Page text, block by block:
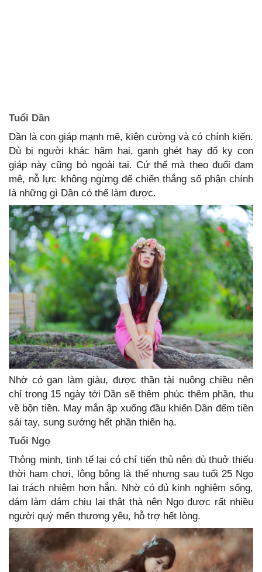
Tuổi Dần
Dần là con giáp mạnh mẽ, kiên cường và có chính kiến.
Dù bị người khác hãm hại, ganh ghét hay đố kỵ con
giáp này cũng bỏ ngoài tai. Cứ thế mà theo đuổi đam
mê, nỗ lực không ngừng để chiến thắng số phận chính
là những gì Dần có thể làm được.
Nhờ có gan làm giàu, được thần tài nuông chiều nên
chỉ trong 15 ngày tới Dần sẽ thêm phúc thêm phần, thu
về bộn tiền. May mắn ập xuống đầu khiến Dần đếm tiền
sái tay, sung sướng hết phần thiên hạ.
Tuổi Ngọ
Thông minh, tinh tế lại có chí tiến thủ nên dù thuở thiếu
thời ham chơi, lông bông là thế nhưng sau tuổi 25 Ngọ
lại trách nhiệm hơn hẳn. Nhờ có đủ kinh nghiệm sống,
dám làm dám chịu lại thật thà nên Ngọ được rất nhiều
người quý mến thương yêu, hỗ trợ hết lòng.